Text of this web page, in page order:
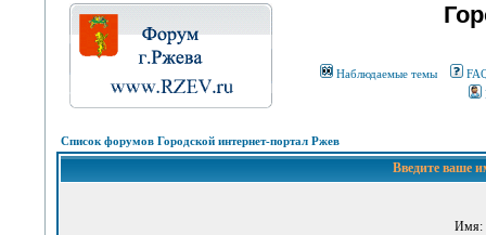
Наблюдаемые темы
Список форумов Городской интернет-портал Ржев
Введите ваше
Имя: